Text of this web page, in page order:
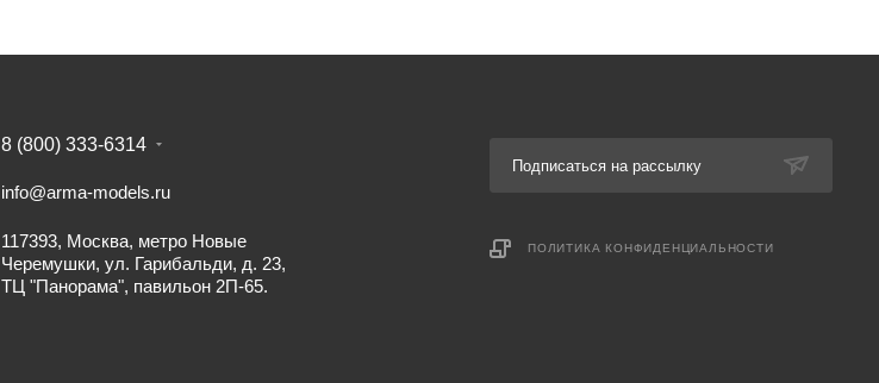
8 (800) 333-6314
info@arma-models.ru
117393, Москва, метро Новые
Черемушки, ул. Гарибальди, д. 23,
ТЦ "Панорама", павильон 2П-65.
Подписаться на рассылку
ПОЛИТИКА КОНФИДЕНЦИАЛЬНОСТИ